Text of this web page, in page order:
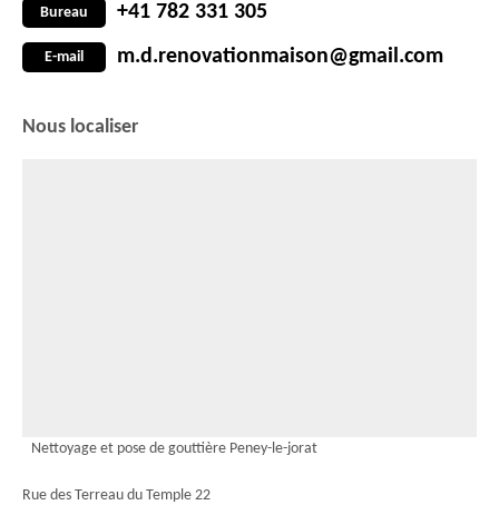
Bureau +41 782 331 305
E-mail m.d.renovationmaison@gmail.com
Nous localiser
Nettoyage et pose de gouttière Peney-le-jorat
Rue des Terreau du Temple 22